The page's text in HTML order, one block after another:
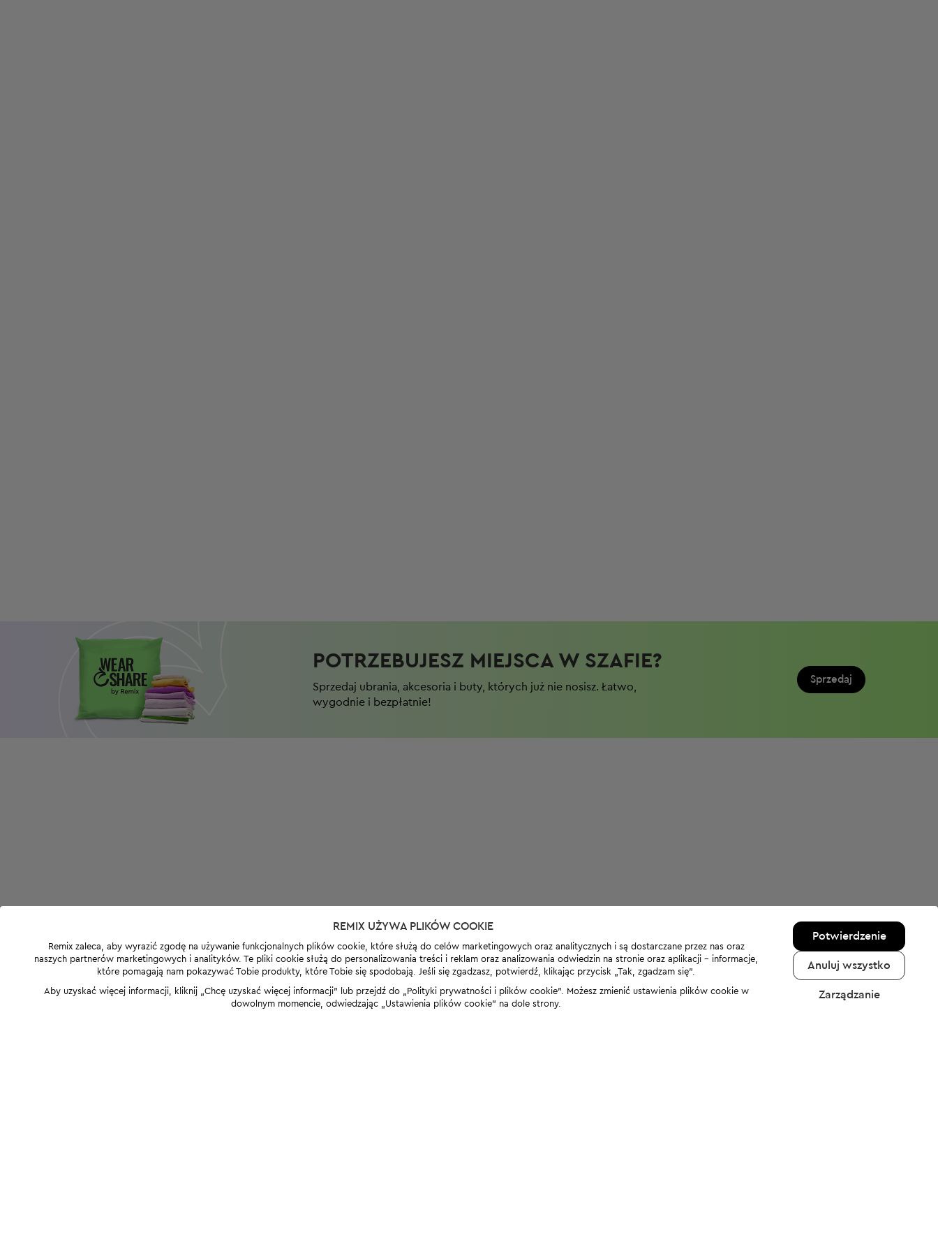
POTRZEBUJESZ MIEJSCA W SZAFIE?​
Sprzedaj ubrania, akcesoria i buty, których już nie nosisz. Łatwo,
wygodnie i bezpłatnie!
Sprzedaj
REMIX UŻYWA PLIKÓW COOKIE
Remix zaleca, aby wyrazić zgodę na używanie funkcjonalnych plików cookie, które służą do celów marketingowych oraz analitycznych i są dostarczane przez nas oraz
naszych partnerów marketingowych i analityków. Te pliki cookie służą do personalizowania treści i reklam oraz analizowania odwiedzin na stronie oraz aplikacji - informacje,
które pomagają nam pokazywać Tobie produkty, które Tobie się spodobają. Jeśli się zgadzasz, potwierdź, klikając przycisk „Tak, zgadzam się”.
Aby uzyskać więcej informacji, kliknij „Chcę uzyskać więcej informacji” lub przejdź do „Polityki prywatności i plików cookie”. Możesz zmienić ustawienia plików cookie w
dowolnym momencie, odwiedzając „Ustawienia plików cookie” na dole strony.
Potwierdzenie
Anuluj wszystko
Zarządzanie